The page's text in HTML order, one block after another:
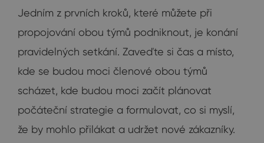
Jedním z prvních kroků, které můžete při
propojování obou týmů podniknout, je konání
pravidelných setkání. Zaveďte si čas a místo,
kde se budou moci členové obou týmů
scházet, kde budou moci začít plánovat
počáteční strategie a formulovat, co si myslí,
že by mohlo přilákat a udržet nové zákazníky.